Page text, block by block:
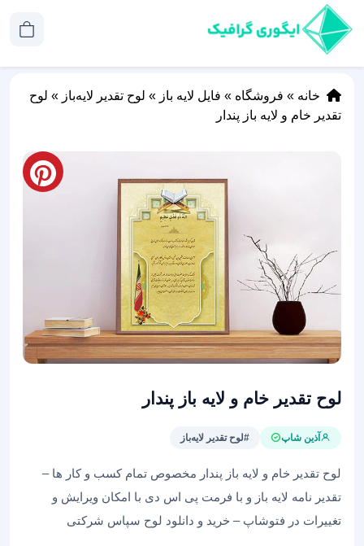
خانه » فروشگاه » فایل لایه باز » لوح تقدیر لایه‌باز » لوح
تقدیر خام و لایه باز پندار
لوح تقدیر خام و لایه باز پندار
آذین شاپ #لوح تقدیر لایه‌باز
لوح تقدیر خام و لایه باز پندار مخصوص تمام کسب و کار ها –
تقدیر نامه لایه باز و با فرمت پی اس دی با امکان ویرایش و
تغییرات در فتوشاپ – خرید و دانلود لوح سپاس شرکتی